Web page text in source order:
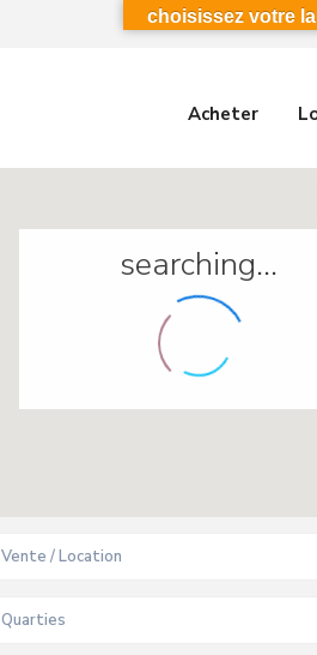
Acheter
searching...
Vente / Location
Quarties
choisissez votre